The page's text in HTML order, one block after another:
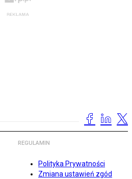
REGULAMIN
Polityka Prywatności
Zmiana ustawień zgód